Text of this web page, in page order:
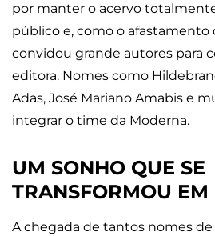
por manter o acervo
público e, como o afastamento
convidou grande autores para
editora. Nomes como
Adas, José Mariano Amabis e
integrar o time da Moderna.
UM SONHO QUE SE
TRANSFORMOU
A chegada de tantos nomes